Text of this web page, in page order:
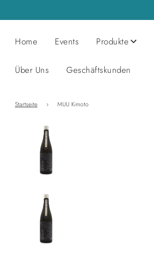
Home Events Produkte
Über Uns Geschäftskunden
Startseite › MUU Kimoto